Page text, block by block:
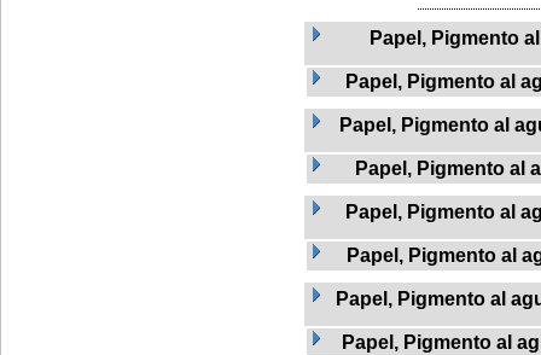
Papel, Pigmento
Papel, Pigmento al
Papel, Pigmento al
Papel, Pigmento al
Papel, Pigmento al
Papel, Pigmento al
Papel, Pigmento al
Papel, Pigmento al